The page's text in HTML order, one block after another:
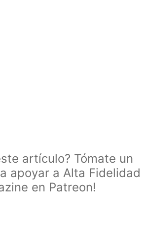
artículo? Tómate un
apoyar a Alta Fidelidad
en Patreon!